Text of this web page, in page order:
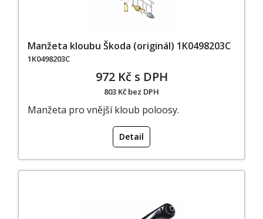
Manžeta kloubu Škoda (originál) 1K0498203C
1K0498203C
972 Kč s DPH
803 Kč bez DPH
Manžeta pro vnější kloub poloosy.
Detail